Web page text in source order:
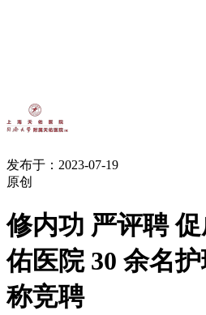
发布于：2023-07-19
原创
修内功 严评聘
佑医院 30 余名
称竞聘